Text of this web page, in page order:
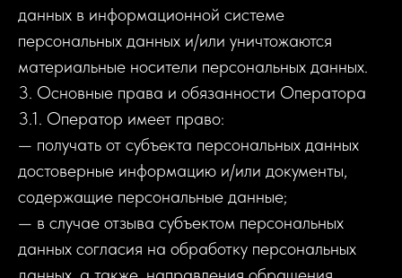
данных в информационной системе
персональных данных и/или уничтожаются
материальные носители персональных данных.
3. Основные права и обязанности Оператора
3.1. Оператор имеет право:
— получать от субъекта персональных данных
достоверные информацию и/или документы,
содержащие персональные данные;
— в случае отзыва субъектом персональных
данных согласия на обработку персональных